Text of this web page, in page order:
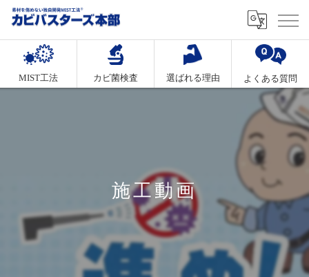
MIST工法 カビ菌検査 選ばれる理由 よくある質問
施工動画